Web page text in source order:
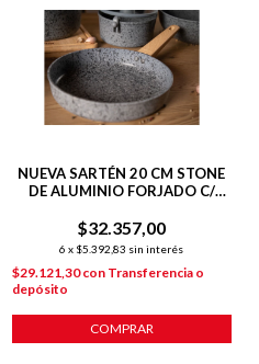
NUEVA SARTÉN 20 CM STONE
DE ALUMINIO FORJADO C/
INDUCCIÓN
$32.357,00
6 x $5.392,83 sin interés
$29.121,30con Transferencia o
depósito
COMPRAR